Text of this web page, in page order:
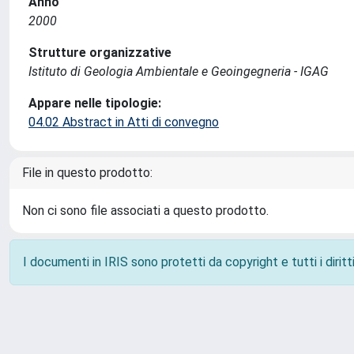
2000
Strutture organizzative
Istituto di Geologia Ambientale e Geoingegneria - IGAG
Appare nelle tipologie:
04.02 Abstract in Atti di convegno
File in questo prodotto:
Non ci sono file associati a questo prodotto.
I documenti in IRIS sono protetti da copyright e tutti i